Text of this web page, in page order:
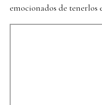
emocionados de tenerlos